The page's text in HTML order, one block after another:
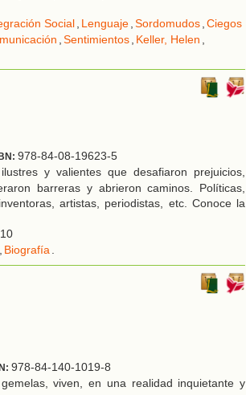
Social, Lenguaje,Sordomudos,Ciegos
,Sentimientos, Keller, Helen ,
978-84-08-19623-5
y valientes que desafiaron prejuicios,
barreras y abrieron caminos. Políticas,
artistas, periodistas, etc. Conoce la
, Biografía.
978-84-140-1019-8
viven, en una realidad inquietante y